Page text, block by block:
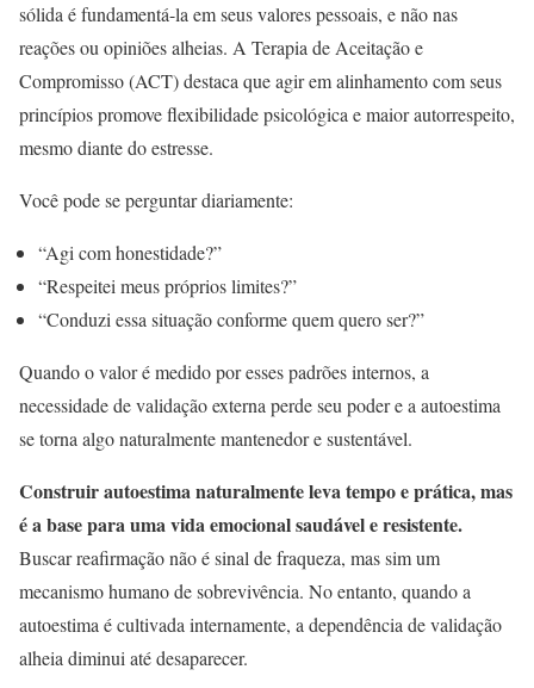
sólida é fundamentá-la em seus valores pessoais, e não nas
reações ou opiniões alheias. A Terapia de Aceitação e
Compromisso (ACT) destaca que agir em alinhamento com seus
princípios promove flexibilidade psicológica e maior autorrespeito,
mesmo diante do estresse.
Você pode se perguntar diariamente:
“Agi com honestidade?”
“Respeitei meus próprios limites?”
“Conduzi essa situação conforme quem quero ser?”
Quando o valor é medido por esses padrões internos, a
necessidade de validação externa perde seu poder e a autoestima
se torna algo naturalmente mantenedor e sustentável.
Construir autoestima naturalmente leva tempo e prática, mas
é a base para uma vida emocional saudável e resistente.
Buscar reafirmação não é sinal de fraqueza, mas sim um
mecanismo humano de sobrevivência. No entanto, quando a
autoestima é cultivada internamente, a dependência de validação
alheia diminui até desaparecer.